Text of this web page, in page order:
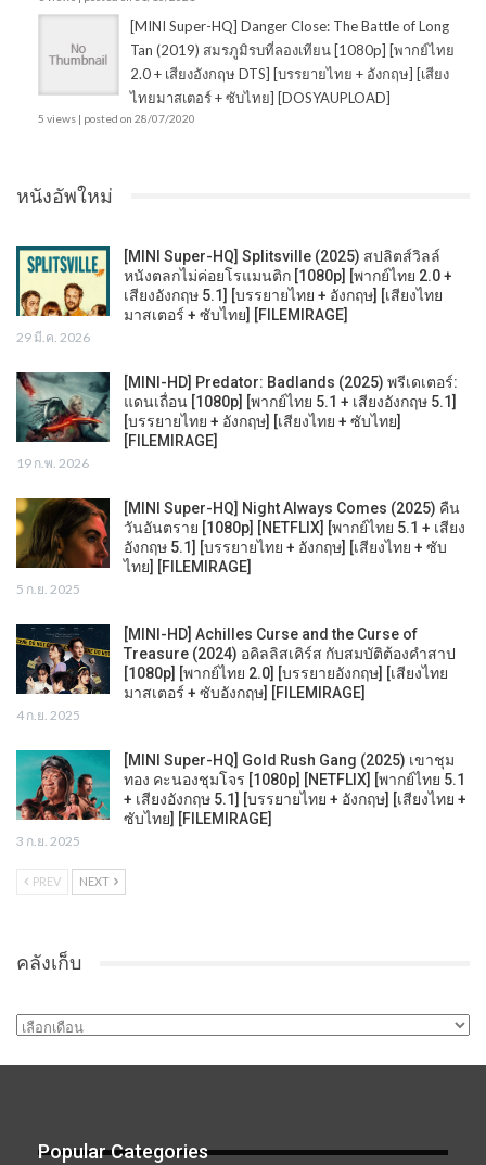
[MINI Super-HQ] Danger Close: The Battle of Long
Tan (2019) สมรภูมิรบที่ลองเทียน [1080p] [พากย์ไทย
2.0 + เสียงอังกฤษ DTS] [บรรยายไทย + อังกฤษ] [เสียง
ไทยมาสเตอร์ + ซับไทย] [DOSYAUPLOAD]
5 views | posted on 28/07/2020
หนังอัพใหม่
[MINI Super-HQ] Splitsville (2025) สปลิตส์วิลล์
หนังตลกไม่ค่อยโรแมนติก [1080p] [พากย์ไทย 2.0 +
เสียงอังกฤษ 5.1] [บรรยายไทย + อังกฤษ] [เสียงไทย
มาสเตอร์ + ซับไทย] [FILEMIRAGE]
29 มี.ค. 2026
[MINI-HD] Predator: Badlands (2025) พรีเดเตอร์:
แดนเถื่อน [1080p] [พากย์ไทย 5.1 + เสียงอังกฤษ 5.1]
[บรรยายไทย + อังกฤษ] [เสียงไทย + ซับไทย]
[FILEMIRAGE]
19 ก.พ. 2026
[MINI Super-HQ] Night Always Comes (2025) คืน
วันอันตราย [1080p] [NETFLIX] [พากย์ไทย 5.1 + เสียง
อังกฤษ 5.1] [บรรยายไทย + อังกฤษ] [เสียงไทย + ซับ
ไทย] [FILEMIRAGE]
5 ก.ย. 2025
[MINI-HD] Achilles Curse and the Curse of
Treasure (2024) อคิลลิสเคิร์ส กับสมบัติต้องคำสาป
[1080p] [พากย์ไทย 2.0] [บรรยายอังกฤษ] [เสียงไทย
มาสเตอร์ + ซับอังกฤษ] [FILEMIRAGE]
4 ก.ย. 2025
[MINI Super-HQ] Gold Rush Gang (2025) เขาชุม
ทอง คะนองชุมโจร [1080p] [NETFLIX] [พากย์ไทย 5.1
+ เสียงอังกฤษ 5.1] [บรรยายไทย + อังกฤษ] [เสียงไทย +
ซับไทย] [FILEMIRAGE]
3 ก.ย. 2025
PREV NEXT
คลังเก็บ
คลัง
Popular Categories